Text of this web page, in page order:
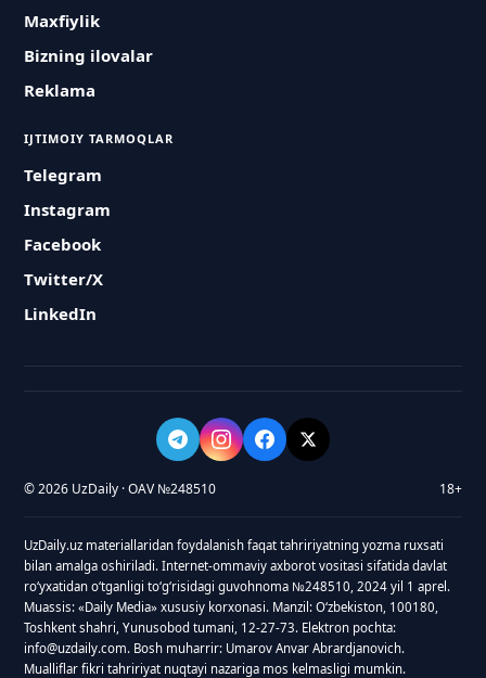
Maxfiylik
Bizning ilovalar
Reklama
IJTIMOIY TARMOQLAR
Telegram
Instagram
Facebook
Twitter/X
LinkedIn
© 2026 UzDaily · OAV №248510 18+
UzDaily.uz materiallaridan foydalanish faqat tahririyatning yozma ruxsati
bilan amalga oshiriladi. Internet-ommaviy axborot vositasi sifatida davlat
roʻyxatidan oʻtganligi toʻgʻrisidagi guvohnoma №248510, 2024 yil 1 aprel.
Muassis: «Daily Media» xususiy korxonasi. Manzil: Oʻzbekiston, 100180,
Toshkent shahri, Yunusobod tumani, 12-27-73. Elektron pochta:
info@uzdaily.com. Bosh muharrir: Umarov Anvar Abrardjanovich.
Mualliflar fikri tahririyat nuqtayi nazariga mos kelmasligi mumkin.